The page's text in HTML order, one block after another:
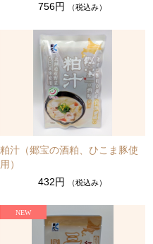
756円
（税込み）
粕汁（郷宝の酒粕、ひこま豚使
用）
432円
（税込み）